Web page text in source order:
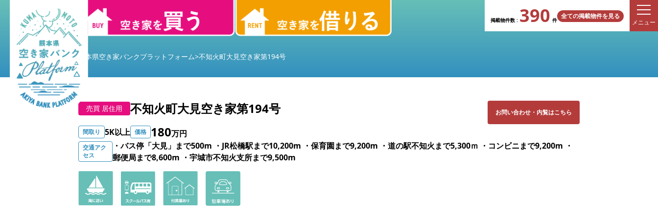
掲載物件数 : 390 件 全ての掲載物件を見る
メニュー
熊本県空き家バンクプラットフォーム>不知火町大見空き家第194号
売買 居住用 不知火町大見空き家第194号 お問い合わせ ・ 内覧はこちら
間取り 5K以上 価格 180万円
交通アク
セス
・バス停「大見」まで500m ・JR松橋駅まで10,200m ・保育園まで9,200m ・道の駅不知火まで5,300ｍ ・コンビニまで9,200m ・
郵便局まで8,600m ・宇城市不知火支所まで9,500m